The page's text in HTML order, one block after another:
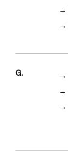
→
→
G. →
→
→